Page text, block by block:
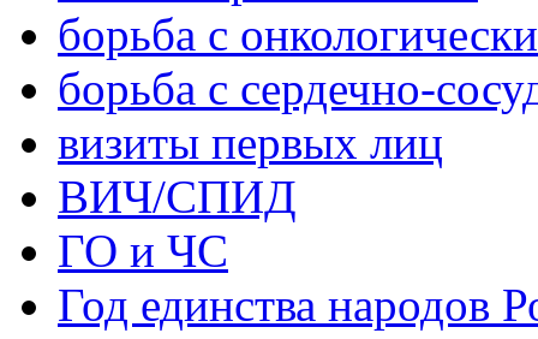
борьба с
борьба с сердечно-
визиты первых лиц
ВИЧ/СПИД
ГО и ЧС
Год единства народов